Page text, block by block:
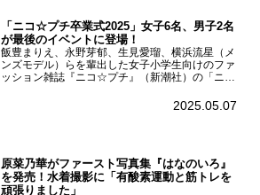
「ニコ☆プチ卒業式2025」女子6名、男子2名
が最後のイベントに登場！
飯豊まりえ、永野芽郁、生見愛瑠、横浜流星（メ
ンズモデル）らを輩出した女子小学生向けのファ
ッション雑誌『ニコ☆プチ』（新潮社）の「ニコ
モード学園コクーンタワーで開催され、卒業モデ
2025.05.07
原菜乃華がファースト写真集『はなのいろ』
を発売！水着撮影に「有酸素運動と筋トレを
頑張りました」